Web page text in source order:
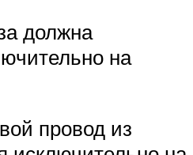
должна
на
провод из